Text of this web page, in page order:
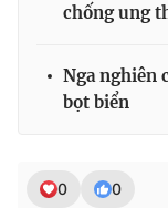
thuận bằng văn
thông tin từ website
chống ung
Nga nghiên
bọt biển
0 0